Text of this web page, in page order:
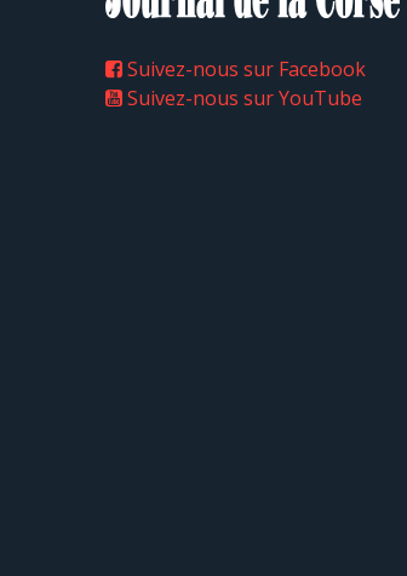
Suivez-nous sur Facebook
Suivez-nous sur YouTube